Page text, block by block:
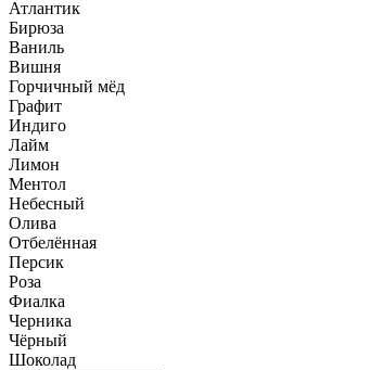
Атлантик
Бирюза
Ваниль
Вишня
Горчичный мёд
Графит
Индиго
Лайм
Лимон
Ментол
Небесный
Олива
Отбелённая
Персик
Роза
Фиалка
Черника
Чёрный
Шоколад